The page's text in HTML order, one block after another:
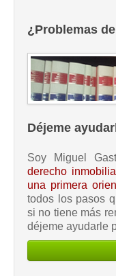
¿Problemas
Déjeme
Soy Miguel
derecho
una primera
todos los pasos
si no tiene más
déjeme ayudarle